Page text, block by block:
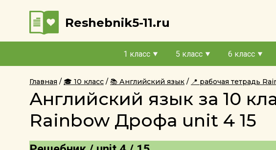
Reshebnik5-11.ru
1 класс 5 класс 6 класс
Главная 🎓 10 класс 📚 Английский язык 📍 рабочая тетрадь
Английский язык за 10
Rainbow Дрофа unit 4 15